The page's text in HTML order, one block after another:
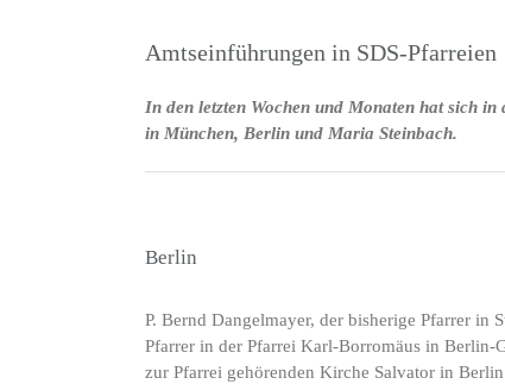
Amtseinführungen in SDS-Pfarreien
In den letzten Wochen und Monaten hat sich
in München, Berlin und Maria Steinbach.
Berlin
P. Bernd Dangelmayer, der bisherige Pfarrer
Pfarrer in der Pfarrei Karl-Borromäus in
zur Pfarrei gehörenden Kirche Salvator in